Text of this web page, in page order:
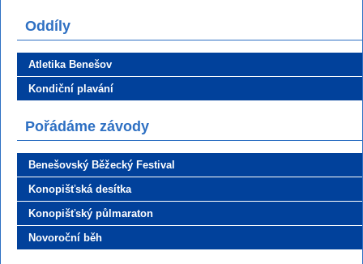
Oddíly
Atletika Benešov
Kondiční plavání
Pořádáme závody
Benešovský Běžecký Festival
Konopišťská desítka
Konopišťský půlmaraton
Novoroční běh